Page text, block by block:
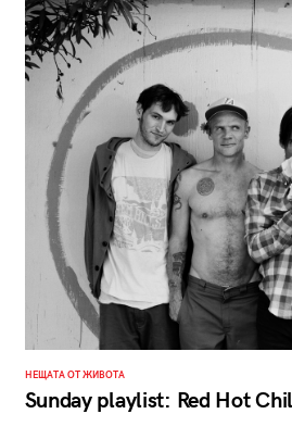
НЕЩАТА ОТ ЖИВОТА
Sunday playlist: Red Hot